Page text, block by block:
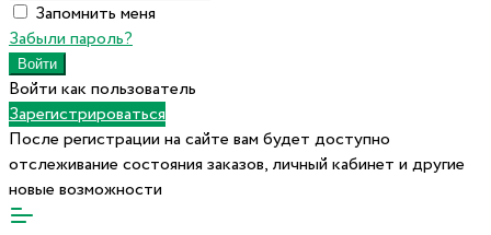
Запомнить меня
Забыли пароль?
Войти как пользователь
Зарегистрироваться
После регистрации на сайте вам будет доступно
отслеживание состояния заказов, личный кабинет и другие
новые возможности